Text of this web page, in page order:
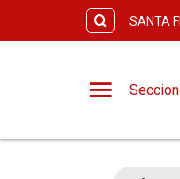
SANTA